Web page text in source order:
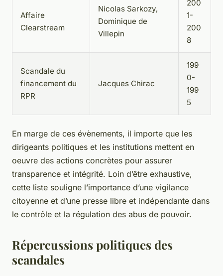
Affaire
Clearstream
Nicolas Sarkozy,
Dominique de
Villepin
200
1-
200
8
Scandale du
financement du
RPR
Jacques Chirac
199
0-
199
5
En marge de ces évènements, il importe que les
dirigeants politiques et les institutions mettent en
oeuvre des actions concrètes pour assurer
transparence et intégrité. Loin d’être exhaustive,
cette liste souligne l’importance d’une vigilance
citoyenne et d’une presse libre et indépendante dans
le contrôle et la régulation des abus de pouvoir.
Répercussions politiques des
scandales